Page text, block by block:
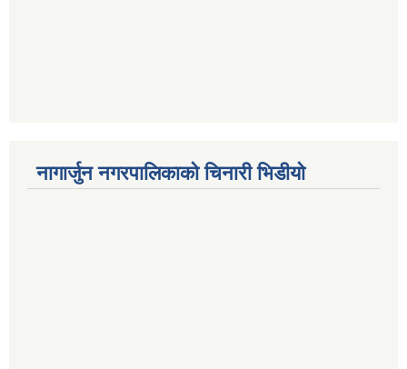
नागार्जुन नगरपालिकाको चिनारी भिडीयो